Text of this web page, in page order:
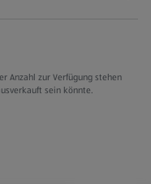
Anzahl zur Verfügung stehen
sein könnte.